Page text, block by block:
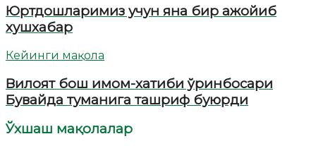
Юртдошларимиз учун яна бир ажойиб
хушхабар
Кейинги мақола
Вилоят бош имом-хатиби ўринбосари
Бувайда туманига ташриф буюрди
Ўхшаш мақолалар